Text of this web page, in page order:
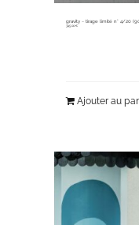
gravity ~ tirage limité n° 4/20
345,00€
Ajouter au